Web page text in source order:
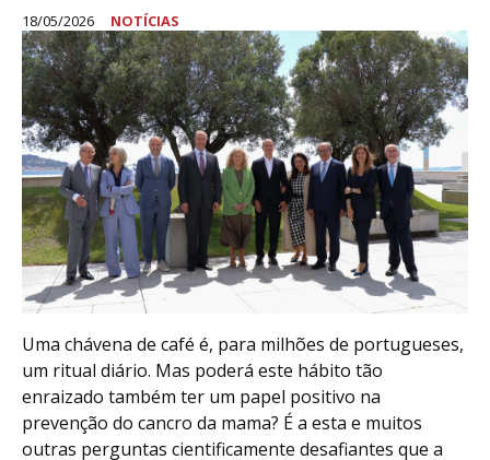
18/05/2026 NOTÍCIAS
Uma chávena de café é, para milhões de portugueses,
um ritual diário. Mas poderá este hábito tão
enraizado também ter um papel positivo na
prevenção do cancro da mama? É a esta e muitos
outras perguntas cientificamente desafiantes que a